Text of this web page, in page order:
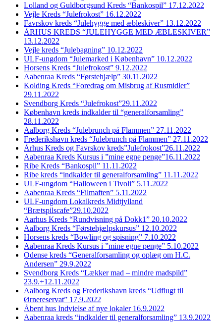
Lolland og Guldborgsund Kreds “Bankospil” 17.12.2022
Vejle Kreds “Julefrokost” 16.12.2022
Favrskov kreds “Julehygge med æbleskiver” 13.12.2022
ÅRHUS KREDS “JULEHYGGE MED ÆBLESKIVER”
13.12.2022
Vejle kreds “Julebagning” 10.12.2022
ULF-ungdom “Julemarked i København” 10.12.2022
Horsens Kreds “Julefrokost” 9.12.2022
Aabenraa Kreds “Førstehjælp” 30.11.2022
Kolding Kreds “Foredrag om Misbrug af Rusmidler”
29.11.2022
Svendborg Kreds “Julefrokost”29.11.2022
København kreds indkalder til “generalforsamling”
28.11.2022
Aalborg Kreds “Julebrunch på Flammen” 27.11.2022
Frederikshavn kreds “Julebrunch på Flammen” 27.11.2022
Århus Kreds og Favrskov kreds”Julefrokost”26.11.2022
Aabenraa Kreds Kursus i ”mine egne penge”16.11.2022
Ribe Kreds “Bankospil” 11.11.2022
Ribe kreds “indkalder til generalforsamling” 11.11.2022
ULF-ungdom “Halloween i Tivoli” 5.11.2022
Aabenraa Kreds “Filmaften” 5.11.2022
ULF-ungdom Lokalkreds Midtjylland
“Brætspilscafe”29.10.2022
Aarhus Kreds “Rundvisning på Dokk1” 20.10.2022
Aalborg Kreds “Førstehjælpskursus” 12.10.2022
Horsens kreds “Bowling og spisning” 7.10.2022
Aabenraa Kreds Kursus i ”mine egne penge” 5.10.2022
Odense kreds “Generalforsamling og oplæg om H.C.
Andersen” 29.9.2022
Svendborg Kreds “Lækker mad – mindre madspild”
23.9.+12.11.2022
Aalborg Kreds og Frederikshavn kreds “Udflugt til
Ørnereservat” 17.9.2022
Åbent hus Indvielse af nye lokaler 16.9.2022
Aabenraa kreds “indkalder til generalforsamling” 13.9.2022